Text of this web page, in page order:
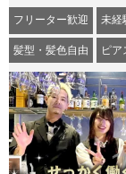
フリーター歓迎 未経
髪型・髪色自由 ピア